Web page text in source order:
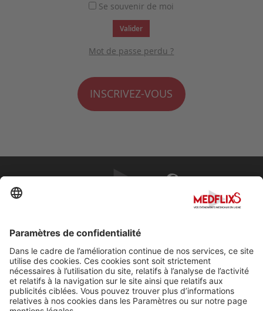
Se souvenir de moi
Valider
Mot de passe perdu ?
INSCRIVEZ-VOUS
À propos de MedflixS®
Aide
Contact
Mentions légales